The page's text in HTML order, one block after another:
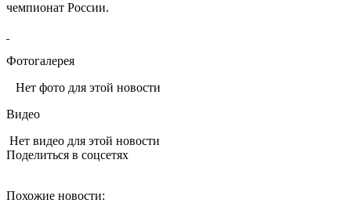
чемпионат России.
Фотогалерея
Нет фото для этой новости
Видео
Нет видео для этой новости
Поделиться в соцсетях
Похожие новости: